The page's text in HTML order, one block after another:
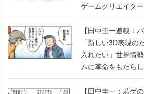
ゲームクリエイタ
【若ゲのいたり最
【田中圭一連載：
「新しい3D表現の
入れたい」世界情
ムに革命をもたら
のいたり】
【田中圭一：若ゲ